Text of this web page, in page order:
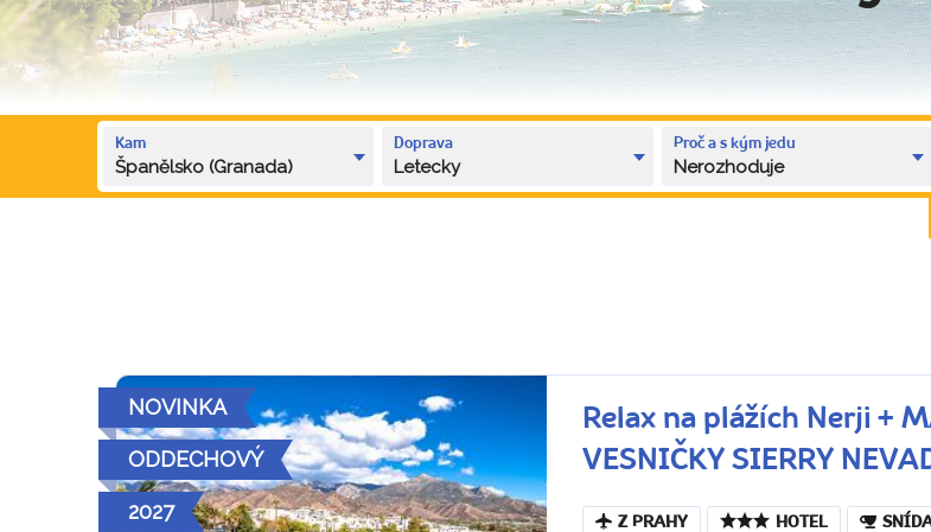
Kam
Španělsko (Granada)
Doprava
Letecky
Proč a s kým jedu
Nerozhoduje
NOVINKA
ODDECHOVÝ
2027
Relax na plážích Nerji +
VESNIČKY SIERRY
Z PRAHY HOTEL